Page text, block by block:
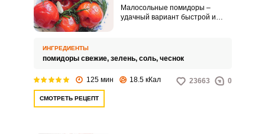
Малосольные помидоры –
удачный вариант быстрой и
помидор в пакете.
ИНГРЕДИЕНТЫ
помидоры свежие, зелень, соль, чеснок
125 мин 18.5 кКал 23663 0
СМОТРЕТЬ РЕЦЕПТ